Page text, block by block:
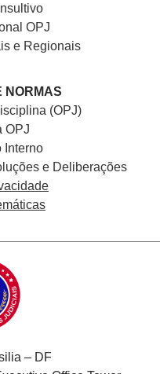
OPJ
e Regionais
NORMAS
(OPJ)
OPJ
Interno
e Deliberações
– DF